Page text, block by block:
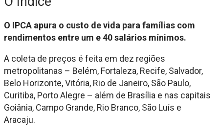
O IPCA apura o custo de vida para famílias com
rendimentos entre um e 40 salários mínimos.
A coleta de preços é feita em dez regiões
metropolitanas – Belém, Fortaleza, Recife, Salvador,
Belo Horizonte, Vitória, Rio de Janeiro, São Paulo,
Curitiba, Porto Alegre – além de Brasília e nas capitais
Goiânia, Campo Grande, Rio Branco, São Luís e
Aracaju.